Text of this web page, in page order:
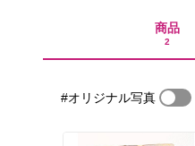
商品
2
#オリジナル写真